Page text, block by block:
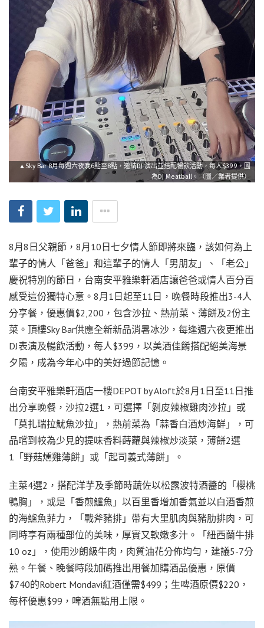
▲Sky Bar 8月每週六夜晚6點至8點，邀請DJ 演出並搭配暢飲活動，每人$399，圖
為DJ Meatball。（圖／業者提供）
8月8日父親節，8月10日七夕情人節即將來臨，該如何為上
輩子的情人「爸爸」和這輩子的情人「男朋友」、「老公」
慶祝特別的節日，台南安平雅樂軒酒店讓爸爸或情人百分百
感受這份獨特心意。8月1日起至11日，晚餐時段推出3-4人
分享餐，優惠價$2,200，包含沙拉、熱前菜、薄餅及2份主
菜。頂樓Sky Bar供應全新新品消暑冰沙，每逢週六夜更推出
DJ表演及暢飲活動，每人$399，以美酒佳餚搭配絕美海景
夕陽，成為今年心中的美好過節記憶。
台南安平雅樂軒酒店一樓DEPOT by Aloft於8月1日至11日推
出分享晚餐，沙拉2選1，可選擇「剝皮辣椒雞肉沙拉」或
「莫扎瑞拉魷魚沙拉」，熱前菜為「蒜香白酒炒海鮮」，可
品嚐到較為少見的提味香料蒔蘿與辣椒炒淡菜，薄餅2選
1「野菇燻雞薄餅」或「起司義式薄餅」。
主菜4選2，搭配洋芋及季節時蔬佐以松露波特酒醬的「櫻桃
鴨胸」，或是「香煎鱸魚」以百里香增加香氣並以白酒香煎
的海鱸魚菲力，「戰斧豬排」帶有大里肌肉與豬肋排肉，可
同時享有兩種部位的美味，厚實又軟嫩多汁。「紐西蘭牛排
10 oz」，使用沙朗級牛肉，肉質油花分佈均勻，建議5-7分
熟。午餐、晚餐時段加碼推出用餐加購酒品優惠，原價
$740的Robert Mondavi紅酒僅需$499；生啤酒原價$220，
每杯優惠$99，啤酒無點用上限。